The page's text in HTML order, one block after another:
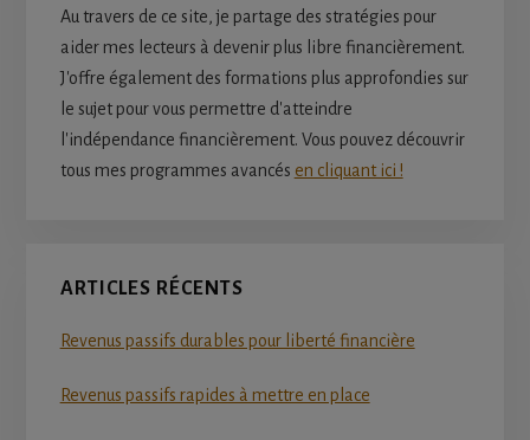
Au travers de ce site, je partage des stratégies pour
aider mes lecteurs à devenir plus libre financièrement.
J'offre également des formations plus approfondies sur
le sujet pour vous permettre d'atteindre
l'indépendance financièrement. Vous pouvez découvrir
tous mes programmes avancés en cliquant ici !
ARTICLES RÉCENTS
Revenus passifs durables pour liberté financière
Revenus passifs rapides à mettre en place